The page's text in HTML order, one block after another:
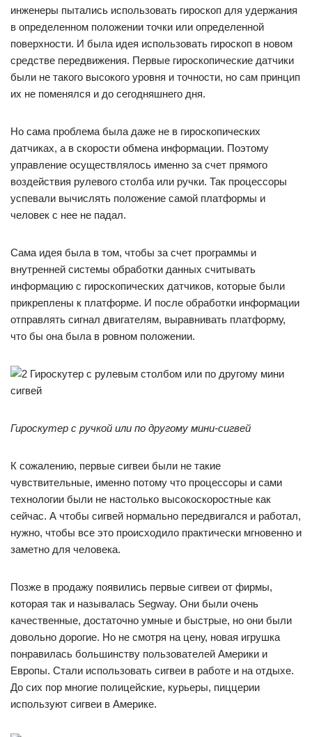
инженеры пытались использовать гироскоп для удержания
в определенном положении точки или определенной
поверхности. И была идея использовать гироскоп в новом
средстве передвижения. Первые гироскопические датчики
были не такого высокого уровня и точности, но сам принцип
их не поменялся и до сегодняшнего дня.
Но сама проблема была даже не в гироскопических
датчиках, а в скорости обмена информации. Поэтому
управление осуществлялось именно за счет прямого
воздействия рулевого столба или ручки. Так процессоры
успевали вычислять положение самой платформы и
человек с нее не падал.
Сама идея была в том, чтобы за счет программы и
внутренней системы обработки данных считывать
информацию с гироскопических датчиков, которые были
прикреплены к платформе. И после обработки информации
отправлять сигнал двигателям, выравнивать платформу,
что бы она была в ровном положении.
Гироскутер с ручкой или по другому мини-сигвей
К сожалению, первые сигвеи были не такие
чувствительные, именно потому что процессоры и сами
технологии были не настолько высокоскоростные как
сейчас. А чтобы сигвей нормально передвигался и работал,
нужно, чтобы все это происходило практически мгновенно и
заметно для человека.
Позже в продажу появились первые сигвеи от фирмы,
которая так и называлась Segway. Они были очень
качественные, достаточно умные и быстрые, но они были
довольно дорогие. Но не смотря на цену, новая игрушка
понравилась большинству пользователей Америки и
Европы. Стали использовать сигвеи в работе и на отдыхе.
До сих пор многие полицейские, курьеры, пиццерии
используют сигвеи в Америке.